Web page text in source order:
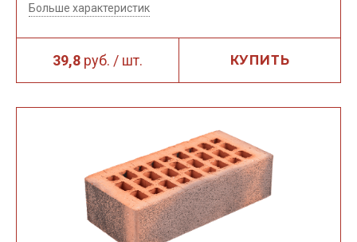
39,8 руб. / шт. КУПИТЬ
Больше характеристик